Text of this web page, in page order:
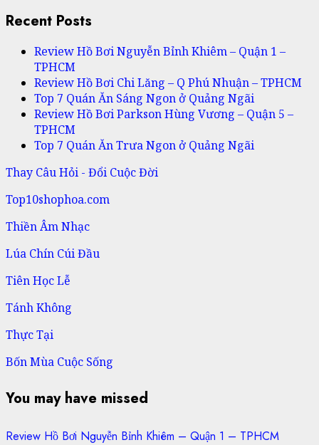
Recent Posts
Review Hồ Bơi Nguyễn Bỉnh Khiêm – Quận 1 –
TPHCM
Review Hồ Bơi Chi Lăng – Q Phú Nhuận – TPHCM
Top 7 Quán Ăn Sáng Ngon ở Quảng Ngãi
Review Hồ Bơi Parkson Hùng Vương – Quận 5 –
TPHCM
Top 7 Quán Ăn Trưa Ngon ở Quảng Ngãi
Thay Câu Hỏi - Đổi Cuộc Đời
Top10shophoa.com
Thiền Âm Nhạc
Lúa Chín Cúi Đầu
Tiên Học Lễ
Tánh Không
Thực Tại
Bốn Mùa Cuộc Sống
You may have missed
Review Hồ Bơi Nguyễn Bỉnh Khiêm – Quận 1 – TPHCM